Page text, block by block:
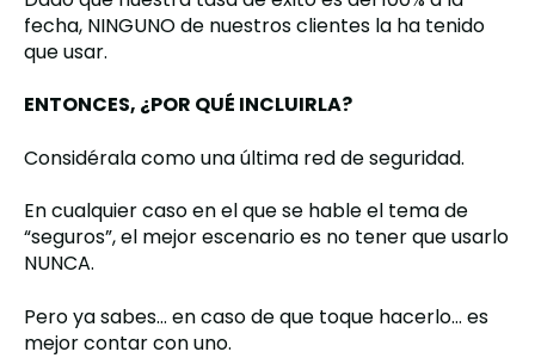
fecha, NINGUNO de nuestros clientes la ha tenido
que usar.
ENTONCES, ¿POR QUÉ INCLUIRLA?
Considérala como una última red de seguridad.
En cualquier caso en el que se hable el tema de
“seguros”, el mejor escenario es no tener que usarlo
NUNCA.
Pero ya sabes… en caso de que toque hacerlo… es
mejor contar con uno.